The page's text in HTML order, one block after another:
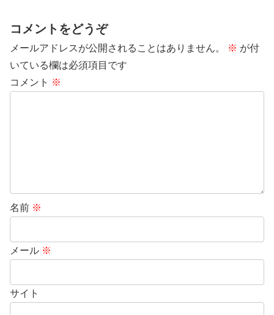
コメントをどうぞ
メールアドレスが公開されることはありません。 ※ が付
いている欄は必須項目です
コメント ※
名前 ※
メール ※
サイト